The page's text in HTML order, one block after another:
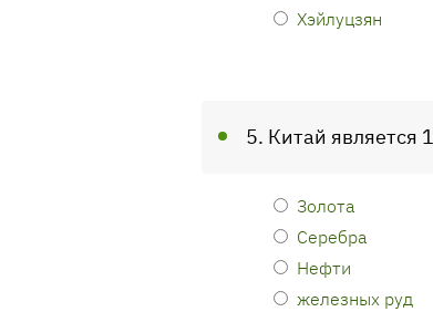
Хэйлуцзян
5. Китай является
Золота
Серебра
Нефти
железных руд